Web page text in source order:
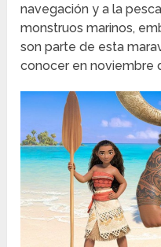
navegación y a la
monstruos marinos,
son parte de esta
conocer en noviembre